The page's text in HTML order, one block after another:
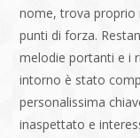
nome, trova proprio
punti di forza.
melodie portanti e i
intorno è stato
personalissima
inaspettato e